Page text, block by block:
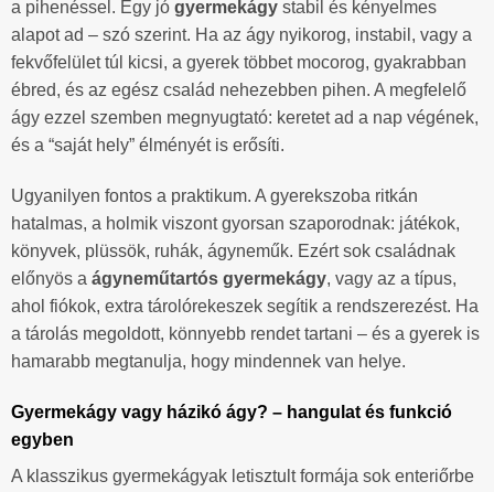
a pihenéssel. Egy jó gyermekágy stabil és kényelmes
alapot ad – szó szerint. Ha az ágy nyikorog, instabil, vagy a
fekvőfelület túl kicsi, a gyerek többet mocorog, gyakrabban
ébred, és az egész család nehezebben pihen. A megfelelő
ágy ezzel szemben megnyugtató: keretet ad a nap végének,
és a “saját hely” élményét is erősíti.
Ugyanilyen fontos a praktikum. A gyerekszoba ritkán
hatalmas, a holmik viszont gyorsan szaporodnak: játékok,
könyvek, plüssök, ruhák, ágyneműk. Ezért sok családnak
előnyös a ágyneműtartós gyermekágy, vagy az a típus,
ahol fiókok, extra tárolórekeszek segítik a rendszerezést. Ha
a tárolás megoldott, könnyebb rendet tartani – és a gyerek is
hamarabb megtanulja, hogy mindennek van helye.
Gyermekágy vagy házikó ágy? – hangulat és funkció
egyben
A klasszikus gyermekágyak letisztult formája sok enteriőrbe